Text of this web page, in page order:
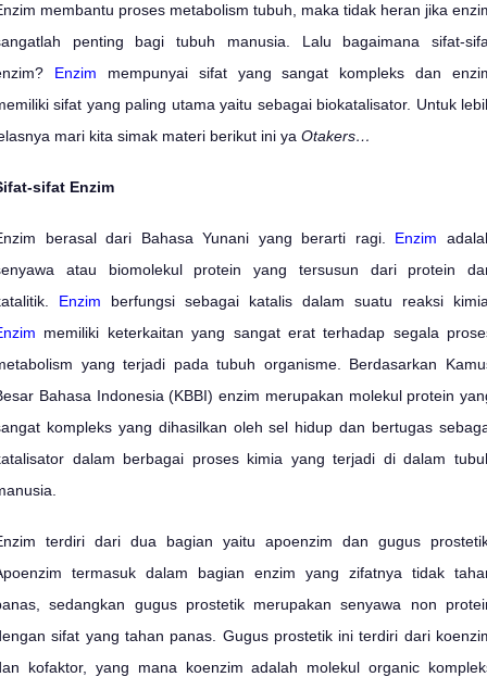
membantu proses metabolism tubuh, maka tidak heran jika
penting bagi tubuh manusia. Lalu bagaimana sifat-
Enzim mempunyai sifat yang sangat kompleks dan
sifat yang paling utama yaitu sebagai biokatalisator. Untuk
mari kita simak materi berikut ini ya Otakers…
sifat Enzim
berasal dari Bahasa Yunani yang berarti ragi. Enzim
atau biomolekul protein yang tersusun dari protein
Enzim berfungsi sebagai katalis dalam suatu reaksi kimia.
memiliki keterkaitan yang sangat erat terhadap segala
yang terjadi pada tubuh organisme. Berdasarkan
Bahasa Indonesia (KBBI) enzim merupakan molekul protein
kompleks yang dihasilkan oleh sel hidup dan bertugas
dalam berbagai proses kimia yang terjadi di dalam
terdiri dari dua bagian yaitu apoenzim dan gugus
termasuk dalam bagian enzim yang zifatnya tidak
sedangkan gugus prostetik merupakan senyawa non
sifat yang tahan panas. Gugus prostetik ini terdiri dari
kofaktor, yang mana koenzim adalah molekul organic